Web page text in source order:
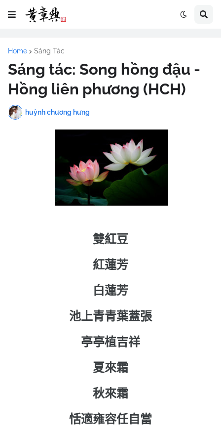
Home Sáng Tác
Sáng tác: Song hồng đậu -
Hồng liên phương (HCH)
huỳnh chương hưng
雙紅豆
紅蓮芳
白蓮芳
池上青青葉蓋張
亭亭植吉祥
夏來霜
秋來霜
恬適雍容任自當